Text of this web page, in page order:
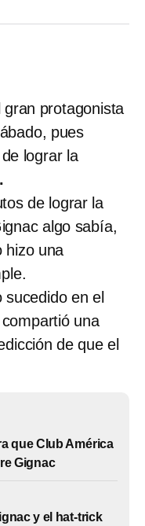
protagonista
pues
lograr la
de lograr la
algo sabía,
hizo una
en el
una
de que el
que Club América
Gignac
y el hat-trick